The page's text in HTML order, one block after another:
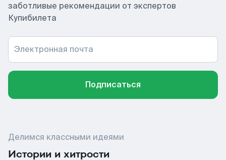
заботливые рекомендации от экспертов
Купибилета
Электронная почта
Подписаться
Делимся классными идеями
Истории и хитрости